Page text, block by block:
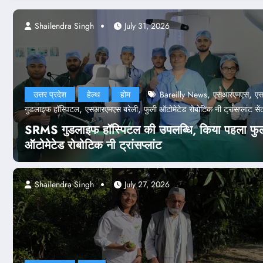
उत्तर प्रदेश हेल्थ होम Bareilly News,एसआरएमएस,
गुडलाइफ हॉस्पिटल,एसआरएमएस बरेली,फुली ऑटोमेटेड रोबोटिक नी ट्रांसप्लांट
SRMS गुडलाइफ हॉस्पिटल की उपलब्धि, किया पहला
ऑटोमेटेड रोबोटिक नी ट्रांसप्लांट
Shailendra Singh July 31, 2026
Shailendra Singh July 27, 2026
पेपर लीक केस
अफसर बर्खास्त, कानूनी कार्रवाई